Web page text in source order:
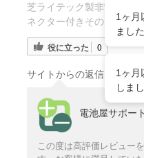
1ヶ月
ました
1ヶ月
しま
芝ライテック製非常灯用
ネクター付きそのまま取
役に立った 0
サイトからの返信
電池屋サポート
この度は高評価レビュー